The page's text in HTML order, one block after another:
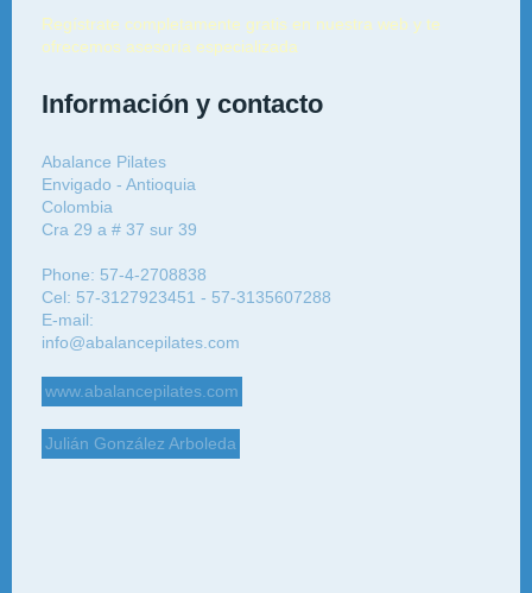
Regístrate completamente gratis en nuestra web y te
ofrecemos asesoría especializada
Información y contacto
Abalance Pilates
Envigado - Antioquia
Colombia
Cra 29 a # 37 sur 39
Phone: 57-4-2708838
Cel: 57-3127923451 - 57-3135607288
E-mail:
info@abalancepilates.com
www.abalancepilates.com
Julián González Arboleda